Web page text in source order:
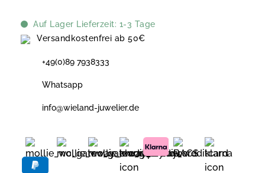
Auf Lager Lieferzeit: 1-3 Tage
Versandkostenfrei ab 50€
+49(0)89 7938333
Whatsapp
info@wieland-juwelier.de